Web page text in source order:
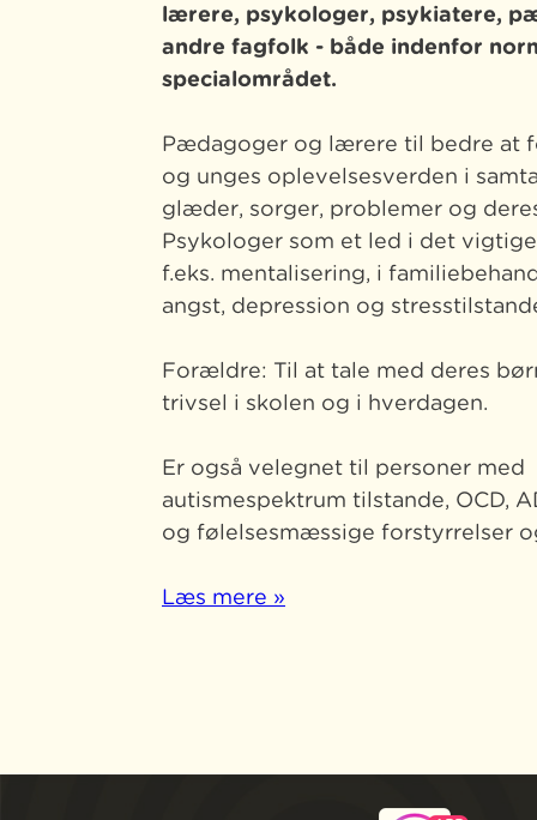
lærere, psykologer, psykiatere,
andre fagfolk - både indenfor
specialområdet.
Pædagoger og lærere til bedre at
og unges oplevelsesverden i
glæder, sorger, problemer og
Psykologer som et led i det
f.eks. mentalisering, i
angst, depression og
Forældre: Til at tale med deres
trivsel i skolen og i hverdagen.
Er også velegnet til personer med
autismespektrum tilstande, OCD,
og følelsesmæssige forstyrrelser
Læs mere »